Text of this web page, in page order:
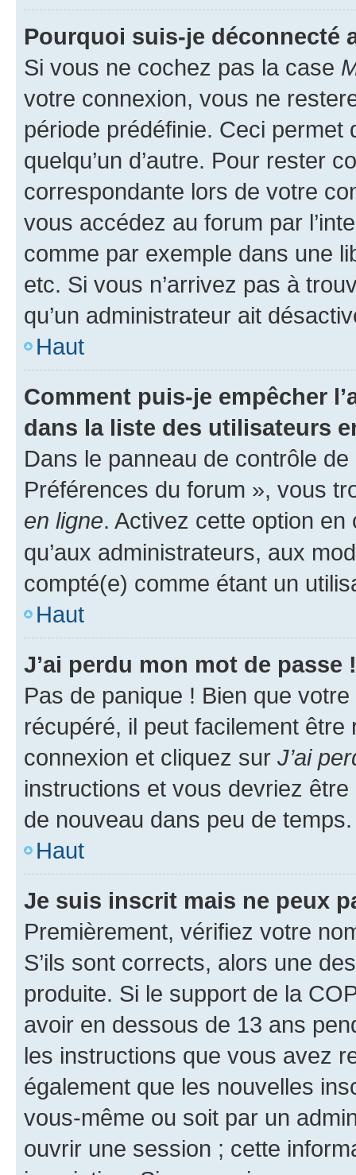
Pourquoi suis-je déconnecté
Si vous ne cochez pas la case
votre connexion, vous ne
période prédéfinie. Ceci permet
quelqu’un d’autre. Pour rester
correspondante lors de votre
vous accédez au forum par
comme par exemple dans une
etc. Si vous n’arrivez pas à
qu’un administrateur ait
Haut
Comment puis-je empêcher
dans la liste des utilisateurs
Dans le panneau de contrôle
Préférences du forum », vous
en ligne. Activez cette option
qu’aux administrateurs, aux
compté(e) comme étant un
Haut
J’ai perdu mon mot de passe !
Pas de panique ! Bien que
récupéré, il peut facilement
connexion et cliquez sur J’ai
instructions et vous devriez
de nouveau dans peu de temps.
Haut
Je suis inscrit mais ne peux
Premièrement, vérifiez votre
S’ils sont corrects, alors une
produite. Si le support de la
avoir en dessous de 13 ans
les instructions que vous avez
également que les nouvelles
vous-même ou soit par un
ouvrir une session ; cette